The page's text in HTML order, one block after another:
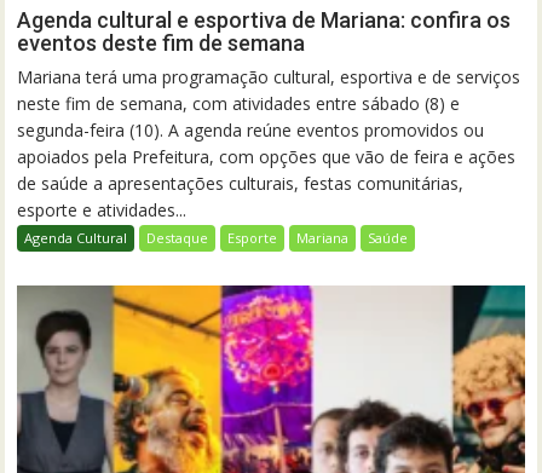
Agenda cultural e esportiva de Mariana: confira os
eventos deste fim de semana
Mariana terá uma programação cultural, esportiva e de serviços
neste fim de semana, com atividades entre sábado (8) e
segunda-feira (10). A agenda reúne eventos promovidos ou
apoiados pela Prefeitura, com opções que vão de feira e ações
de saúde a apresentações culturais, festas comunitárias,
esporte e atividades...
Agenda Cultural Destaque Esporte Mariana Saúde